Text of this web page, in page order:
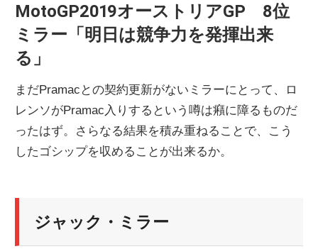
バ
ク
MotoGP2019オーストリアGP 8位
ミラー「明日は競争力を発揮出来
る」
まだPramacとの契約更新がないミラーにとって、ロ
レンソがPramac入りするという噂は癪に障るものだ
ったはず。さらなる結果を積み重ねることで、こう
したゴシップを収めることが出来るか。
ジャック・ミラー